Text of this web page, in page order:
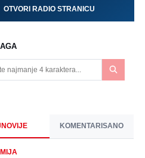
OTVORI RADIO STRANICU
KOMENTARISANO